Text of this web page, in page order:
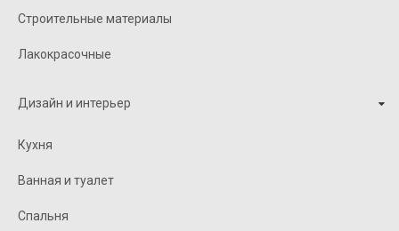
Строительные материалы
Лакокрасочные
Дизайн и интерьер
Кухня
Ванная и туалет
Спальня